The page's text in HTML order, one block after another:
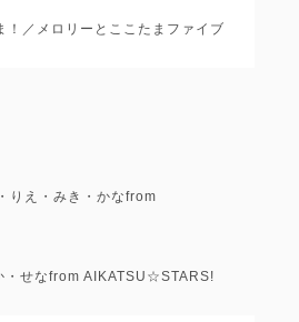
！／メロリーとここたまファイブ
りえ・みき・かなfrom
せなfrom AIKATSU☆STARS!